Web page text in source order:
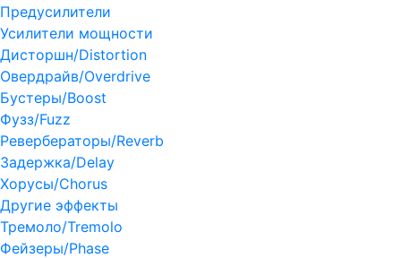
Предусилители
Усилители мощности
Дисторшн/Distortion
Овердрайв/Overdrive
Бустеры/Boost
Фузз/Fuzz
Ревербераторы/Reverb
Задержка/Delay
Хорусы/Chorus
Другие эффекты
Тремоло/Tremolo
Фейзеры/Phase